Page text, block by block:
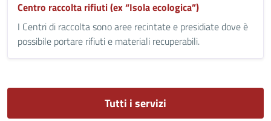
Centro raccolta rifiuti (ex “Isola ecologica”)
I Centri di raccolta sono aree recintate e presidiate dove è
possibile portare rifiuti e materiali recuperabili.
Tutti i servizi